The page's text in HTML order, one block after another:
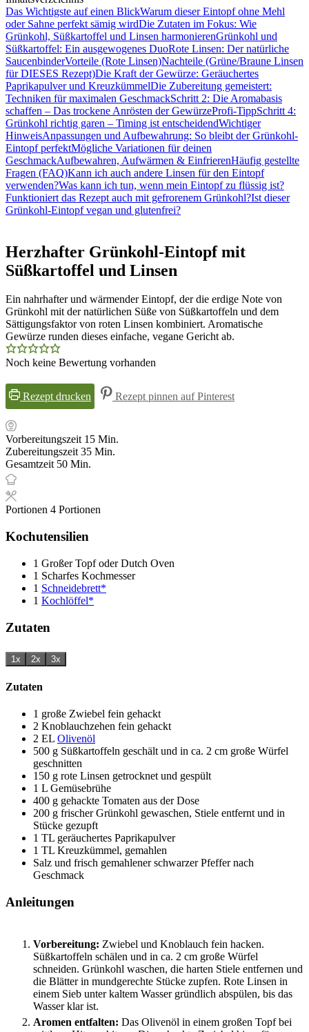
Das Wichtigste auf einen BlickWarum dieser Eintopf ohne Mehl
oder Sahne perfekt sämig wirdDie Zutaten im Fokus: Wie
Grünkohl, Süßkartoffel und Linsen harmonierenGrünkohl und
Süßkartoffel: Ein ausgewogenes DuoRote Linsen: Der natürliche
SaucenbinderVorteile (Rote Linsen)Nachteile (Grüne/Braune Linsen
für DIESES Rezept)Die Kraft der Gewürze: Geräuchertes
Paprikapulver und KreuzkümmelDie Zubereitung gemeistert:
Techniken für maximalen GeschmackSchritt 2: Die Aromabasis
schaffen – Das trockene Anrösten der GewürzeProfi-TippSchritt 4:
Grünkohl richtig garen – Timing ist entscheidendWichtiger
HinweisAnpassungen und Aufbewahrung: So bleibt der Grünkohl-
Eintopf perfektMögliche Variationen für deinen
GeschmackAufbewahren, Aufwärmen & EinfrierenHäufig gestellte
Fragen (FAQ)Kann ich auch andere Linsen für den Eintopf
verwenden?Was kann ich tun, wenn mein Eintopf zu flüssig ist?
Funktioniert das Rezept auch mit gefrorenem Grünkohl?Ist dieser
Grünkohl-Eintopf vegan und glutenfrei?
Herzhafter Grünkohl-Eintopf mit
Süßkartoffel und Linsen
Ein nahrhafter und wärmender Eintopf, der die erdige Note von
Grünkohl mit der natürlichen Süße von Süßkartoffeln und dem
Sättigungsfaktor von roten Linsen kombiniert. Aromatische
Gewürze runden dieses einfache, vegane Gericht ab.
Noch keine Bewertung vorhanden
Rezept drucken Rezept pinnen auf Pinterest
Vorbereitungszeit 15Minuten
Min.
Zubereitungszeit35Minuten
Min.
Gesamtzeit 50Minuten
Min.
Portionen 4 Portionen
Kochutensilien
1 Großer Topf oder Dutch Oven
1 Scharfes Kochmesser
1 Schneidebrett*
1 Kochlöffel*
Zutaten
1x 2x 3x
Zutaten
1 große Zwiebel fein gehackt
2 Knoblauchzehen fein gehackt
2 EL Olivenöl
500 g Süßkartoffeln geschält und in ca. 2 cm große Würfel
geschnitten
150 g rote Linsen getrocknet und gespült
1 L Gemüsebrühe
400 g gehackte Tomaten aus der Dose
200 g frischer Grünkohl gewaschen, Stiele entfernt und in
Stücke gezupft
1 TL geräuchertes Paprikapulver
1 TL Kreuzkümmel, gemahlen
Salz und frisch gemahlener schwarzer Pfeffer nach
Geschmack
Anleitungen
Vorbereitung: Zwiebel und Knoblauch fein hacken.
Süßkartoffeln schälen und in ca. 2 cm große Würfel
schneiden. Grünkohl waschen, die harten Stiele entfernen und
die Blätter in mundgerechte Stücke zupfen. Rote Linsen in
einem Sieb unter kaltem Wasser gründlich abspülen, bis das
Wasser klar ist.
Aromen entfalten: Das Olivenöl in einem großen Topf bei